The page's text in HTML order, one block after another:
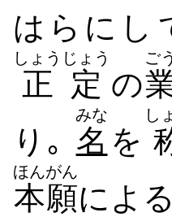
はらにし​
正定
しょうじょう
の
ごう
り｡ 名
みな
を
し
本願
ほんがん
に​よ